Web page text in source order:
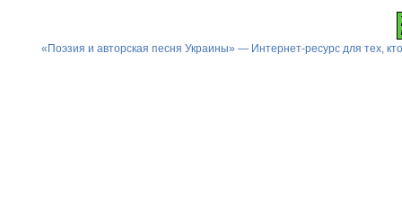
«Поэзия и авторская песня Украины» — Интернет-ресурс для тех,